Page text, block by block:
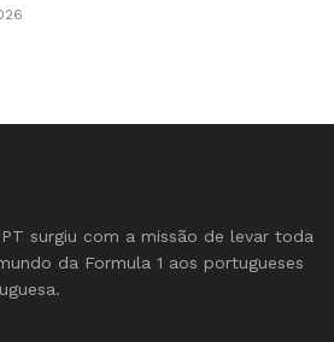
surgiu com a missão de levar toda
da Formula 1 aos portugueses